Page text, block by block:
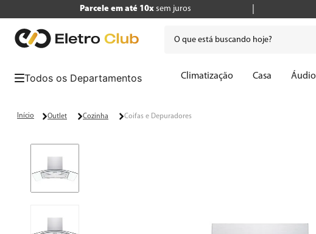
Parcele em até 10xsem juros
Climatização Casa Áudio
Outlet Cozinha Coifas e Depuradores